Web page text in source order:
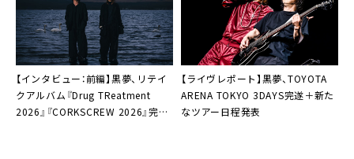
【インタビュー：前編】黒夢、リテイ
クアルバム『Drug TReatment
2026』『CORKSCREW 2026』完成
【ライヴレポート】黒夢、TOYOTA
ARENA TOKYO 3DAYS完遂＋新た
なツアー日程発表